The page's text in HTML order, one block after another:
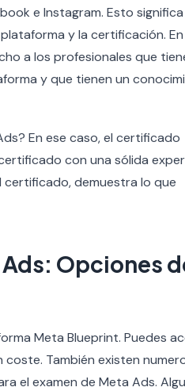
e Instagram. Esto
y la certificación. En
a los profesionales que
y que tienen un
En ese caso, el certificado
con una sólida
demuestra lo que
Opciones
Meta Blueprint. Puedes
También existen
el examen de Meta Ads.